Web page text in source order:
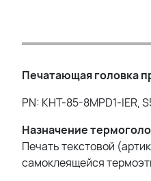
Печатающая головка
PN: KHT-85-8MPD1-IER,
Назначение
Печать текстовой
самоклеящейся